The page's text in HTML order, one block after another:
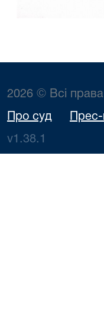
2026 © Всі права
Про суд
v1.38.1